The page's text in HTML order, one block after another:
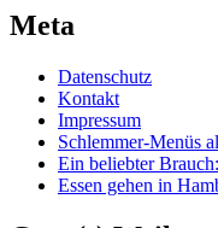
Meta
Datenschutz
Kontakt
Impressum
Schlemmer-Menüs
Ein beliebter
Essen gehen in